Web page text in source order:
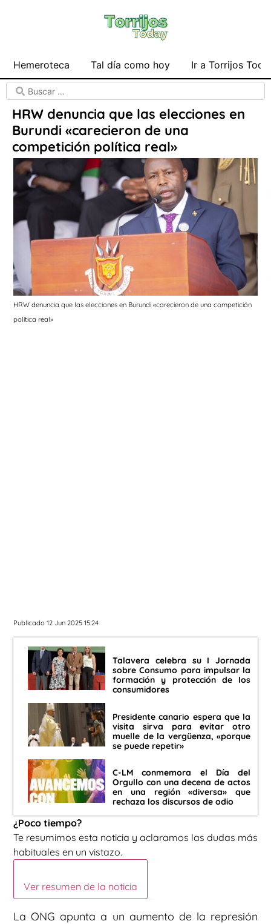
Hemeroteca Tal día como hoy Ir a Torrijos
HRW denuncia que las elecciones en
Burundi «carecieron de una
competición política real»
HRW denuncia que las elecciones en Burundi «carecieron de una competición
política real»
Publicado 12 Jun 2025 15:24
Talavera celebra su I Jornada
sobre Consumo para impulsar la
formación y protección de los
consumidores
Presidente canario espera que la
visita sirva para evitar otro
muelle de la vergüenza, «porque
se puede repetir»
C-LM conmemora el Día del
Orgullo con una decena de actos
en una región «diversa» que
rechaza los discursos de odio
¿Poco tiempo?
Te resumimos esta noticia y aclaramos las dudas más
habituales en un vistazo.
Ver resumen de la noticia
La ONG apunta a un aumento de la represión